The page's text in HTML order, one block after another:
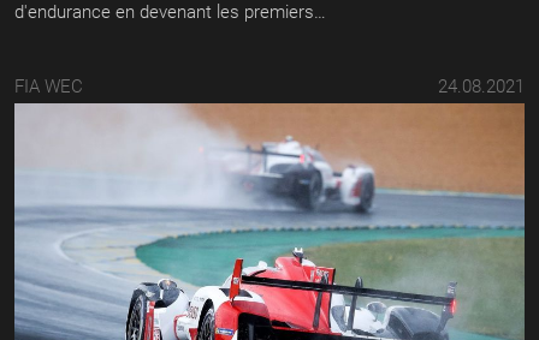
d'endurance en devenant les premiers…
FIA WEC 24.08.2021